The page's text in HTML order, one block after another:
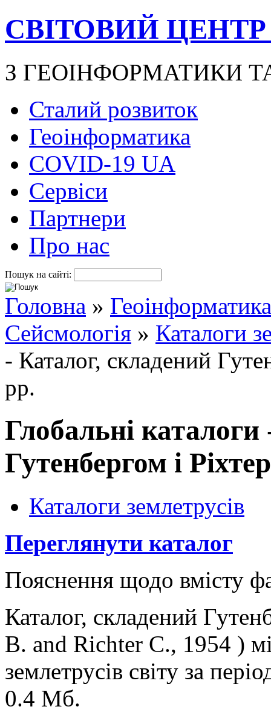
СВІТОВИЙ
З ГЕОІНФОРМАТИКИ
Сталий розвиток
Геоінформатика
COVID-19 UA
Сервіси
Партнери
Про нас
Пошук на сайті:
Головна » Геоінформатика
Сейсмологія » Каталоги
- Каталог, складений
рр.
Глобальні
Гутенбергом і
Каталоги землетрусів
Переглянути каталог
Пояснення щодо вмісту
Каталог, складений
B. and Richter C., 1954 )
землетрусів світу за
0.4 Мб.